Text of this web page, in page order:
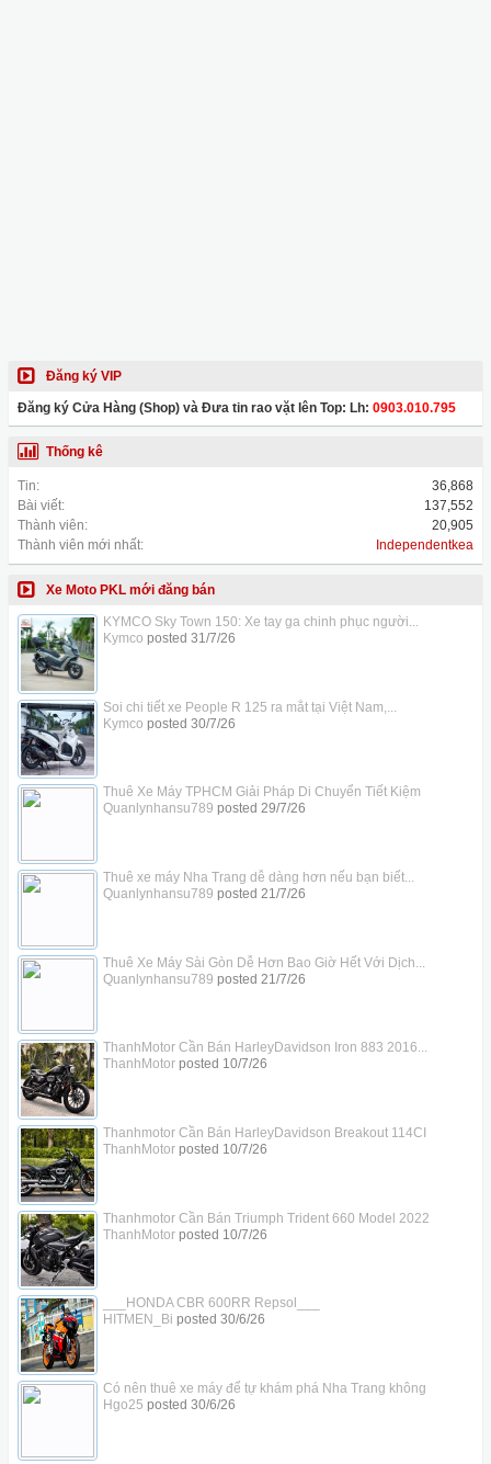
Đăng ký VIP
Đăng ký Cửa Hàng (Shop) và Đưa tin rao vặt lên Top: Lh: 0903.010.795
Thống kê
Tin:
36,868
Bài viết:
137,552
Thành viên:
20,905
Thành viên mới nhất:
Independentkea
Xe Moto PKL mới đăng bán
KYMCO Sky Town 150: Xe tay ga chinh phục người...
Kymco posted 31/7/26
Soi chi tiết xe People R 125 ra mắt tại Việt Nam,...
Kymco posted 30/7/26
Thuê Xe Máy TPHCM Giải Pháp Di Chuyển Tiết Kiệm
Quanlynhansu789 posted 29/7/26
Thuê xe máy Nha Trang dễ dàng hơn nếu bạn biết...
Quanlynhansu789 posted 21/7/26
Thuê Xe Máy Sài Gòn Dễ Hơn Bao Giờ Hết Với Dịch...
Quanlynhansu789 posted 21/7/26
ThanhMotor Cần Bán HarleyDavidson Iron 883 2016...
ThanhMotorposted 10/7/26
Thanhmotor Cần Bán HarleyDavidson Breakout 114CI
ThanhMotorposted 10/7/26
Thanhmotor Cần Bán Triumph Trident 660 Model 2022
ThanhMotorposted 10/7/26
___HONDA CBR 600RR Repsol___
HITMEN_Bi posted 30/6/26
Có nên thuê xe máy để tự khám phá Nha Trang không
Hgo25 posted 30/6/26